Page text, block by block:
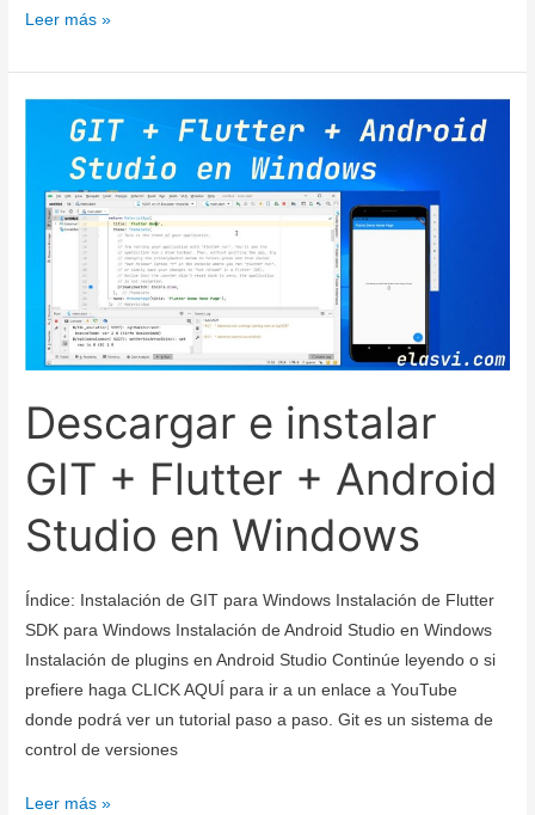
Descargar
instalar
Windows
Leer más »
Descargar e instalar
GIT + Flutter + Android
Studio en Windows
Índice: Instalación de GIT para Windows Instalación de Flutter
SDK para Windows Instalación de Android Studio en Windows
Instalación de plugins en Android Studio Continúe leyendo o si
prefiere haga CLICK AQUÍ para ir a un enlace a YouTube
donde podrá ver un tutorial paso a paso. Git es un sistema de
control de versiones
Descargar
Leer más »